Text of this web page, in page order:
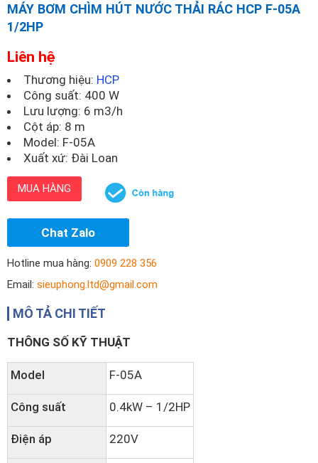
MÁY BƠM CHÌM HÚT NƯỚC THẢI RÁC HCP F-05A
1/2HP
Liên hệ
Thương hiệu: HCP
Công suất: 400 W
Lưu lượng: 6 m3/h
Cột áp: 8 m
Model: F-05A
Xuất xứ: Đài Loan
MUA HÀNG
Chat Zalo
Hotline mua hàng: 0909 228 356
Email: sieuphong.ltd@gmail.com
MÔ TẢ CHI TIẾT
THÔNG SỐ KỸ THUẬT
Model F-05A
Công suất 0.4kW – 1/2HP
Điện áp 220V